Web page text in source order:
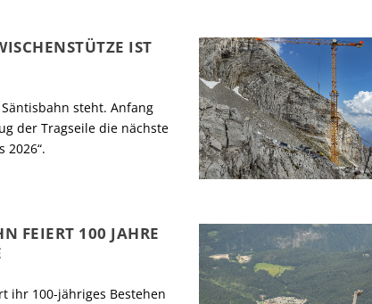
IST
steht. Anfang
der Tragseile die nächste
2026“.
FEIERT 100 JAHRE
ihr 100-jähriges Bestehen